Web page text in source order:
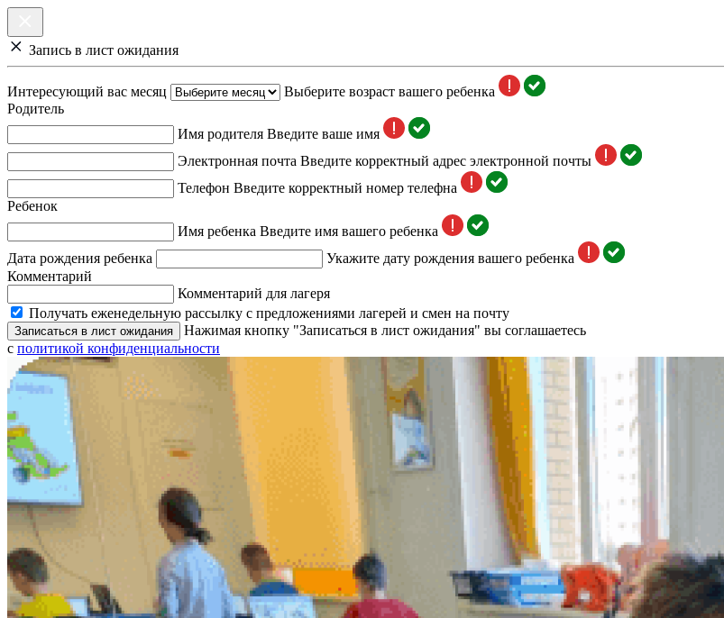
Запись в лист ожидания
Интересующий вас месяц
Выберите возраст вашего ребенка
Родитель
Имя родителя Введите ваше имя
Электронная почта Введите корректный адрес электронной почты
Телефон Введите корректный номер телефна
Ребенок
Имя ребенка Введите имя вашего ребенка
Дата рождения ребенка
Укажите дату рождения вашего ребенка
Комментарий
Комментарий для лагеря
Получать еженедельную рассылку с предложениями лагерей и смен на почту
Записаться в лист ожидания
Нажимая кнопку "Записаться в лист ожидания" вы соглашаетесь
с политикой конфиденциальности